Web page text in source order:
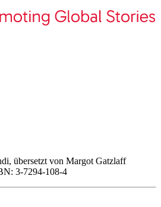
übersetzt von Margot Gatzlaff
3-7294-108-4